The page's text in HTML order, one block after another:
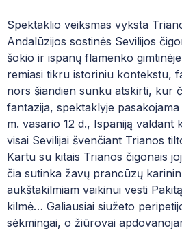
Spektaklio veiksmas vyksta
Andalūzijos sostinės Sevilijos
šokio ir ispanų flamenko
remiasi tikru istoriniu kontekstu,
nors šiandien sunku atskirti, kur
fantazija, spektaklyje
m. vasario 12 d., Ispaniją valdant
visai Sevilijai švenčiant Trianos
Kartu su kitais Trianos čigonais
čia sutinka žavų prancūzų
aukštakilmiam vaikinui vesti
kilmė… Galiausiai siužeto
sėkmingai, o žiūrovai